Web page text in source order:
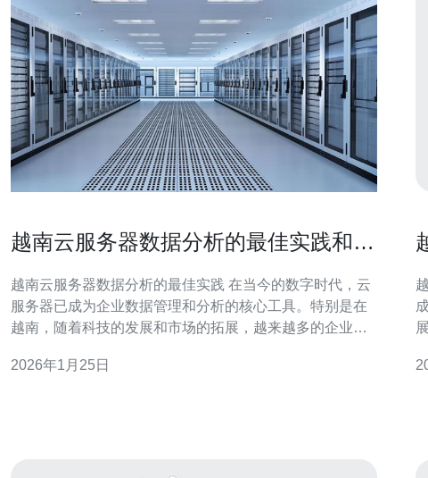
越南云服务器数据分析的最佳实践和工
越南云服务器数据分析的最佳实践 在当今的数字时代，云
服务器已成为企业数据管理和分析的核心工具。特别是在
越南，随着科技的发展和市场的拓展，越来越多的企业开
务器数据分析的最佳实践和一些推荐工具，帮助您更高效
2026年1月25日
越
接大陆。